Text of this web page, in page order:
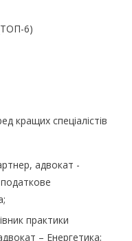
6)
кращих спеціалістів
адвокат -
практики
– Енергетика;